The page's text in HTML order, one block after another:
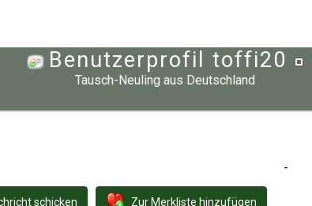
Benutzerprofil toffi20
Tausch-Neuling aus Deutschland
-
schicken Zur Merkliste hinzufügen